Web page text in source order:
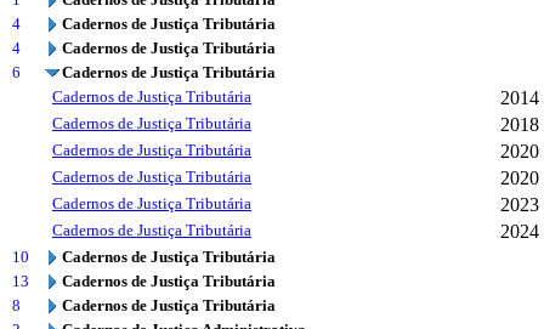
4
Cadernos de Justiça Tributária
4
Cadernos de Justiça Tributária
6
Cadernos de Justiça Tributária
Cadernos de Justiça Tributária
2014
Cadernos de Justiça Tributária 2018
Cadernos de Justiça Tributária 2020
Cadernos de Justiça Tributária 2020
Cadernos de Justiça Tributária 2023
Cadernos de Justiça Tributária 2024
10
Cadernos de Justiça Tributária
13
Cadernos de Justiça Tributária
8
Cadernos de Justiça Tributária